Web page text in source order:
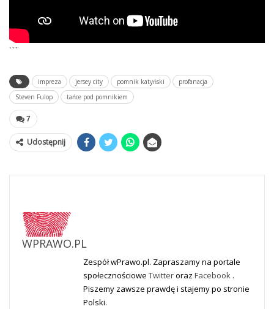
```
impreza jersey city pomnik katyński
profanacja
Steven Fulop
tańce pod pomnikiem
7
Udostępnij
WPRAWO.PL
Zespół wPrawo.pl. Zapraszamy na portale
społecznościowe Twitteroraz Facebook .
Piszemy zawsze prawdę i stajemy po stronie
Polski.